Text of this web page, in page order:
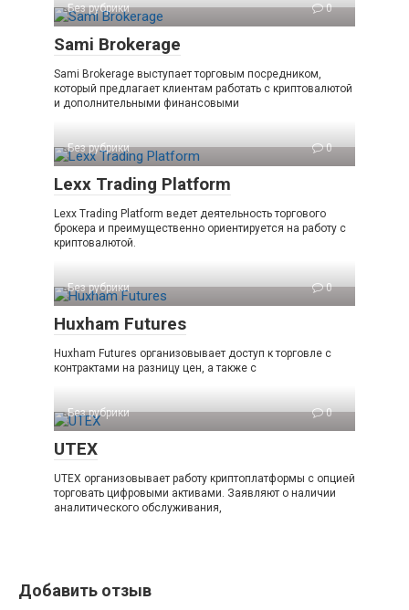
Без рубрики 0
Sami Brokerage
Sami Brokerage выступает торговым посредником,
который предлагает клиентам работать с криптовалютой
и дополнительными финансовыми
Без рубрики 0
Lexx Trading Platform
Lexx Trading Platform ведет деятельность торгового
брокера и преимущественно ориентируется на работу с
криптовалютой.
Без рубрики 0
Huxham Futures
Huxham Futures организовывает доступ к торговле с
контрактами на разницу цен, а также с
Без рубрики 0
UTEX
UTEX организовывает работу криптоплатформы с опцией
торговать цифровыми активами. Заявляют о наличии
аналитического обслуживания,
Добавить отзыв